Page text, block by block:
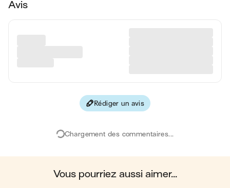
Les valeurs sont basées sur une estimation moyenne pour
préoccupations ou des questions concernant votre santé,
en moyenne, une portion de la recette "Œufs mimosa"
glucides ; 16 g de protéines ; 0.1 g de fibres.
Avis
Rédiger un avis
Chargement des commentaires...
vous pourriez aussi aimer...